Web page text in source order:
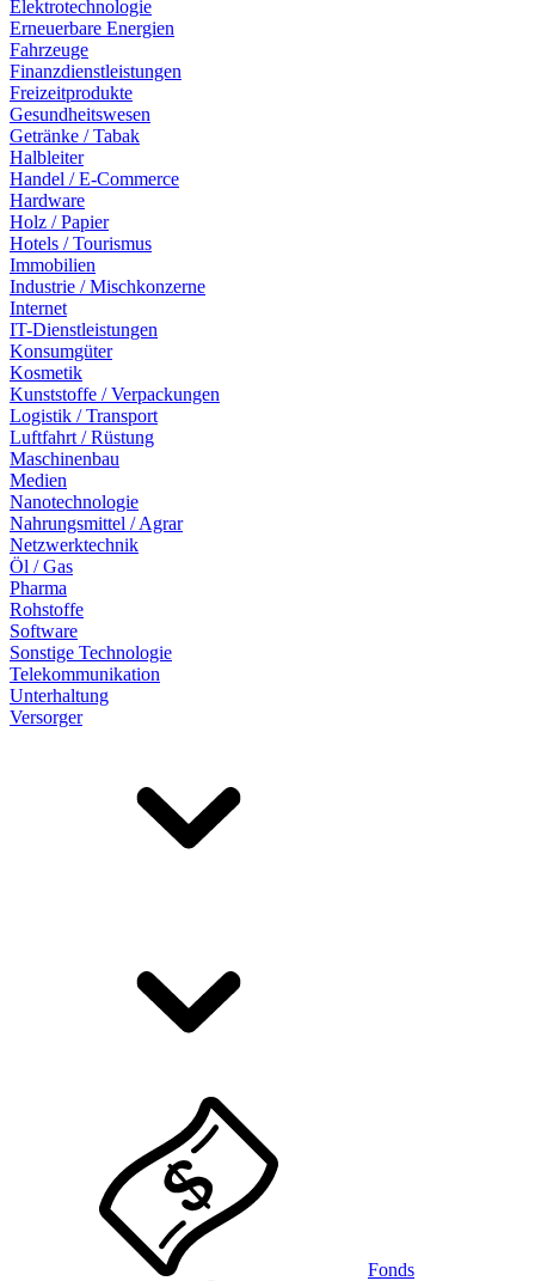
Elektrotechnologie
Erneuerbare Energien
Fahrzeuge
Finanzdienstleistungen
Freizeitprodukte
Gesundheitswesen
Getränke / Tabak
Halbleiter
Handel / E-Commerce
Hardware
Holz / Papier
Hotels / Tourismus
Immobilien
Industrie / Mischkonzerne
Internet
IT-Dienstleistungen
Konsumgüter
Kosmetik
Kunststoffe / Verpackungen
Logistik / Transport
Luftfahrt / Rüstung
Maschinenbau
Medien
Nanotechnologie
Nahrungsmittel / Agrar
Netzwerktechnik
Öl / Gas
Pharma
Rohstoffe
Software
Sonstige Technologie
Telekommunikation
Unterhaltung
Versorger
Fonds